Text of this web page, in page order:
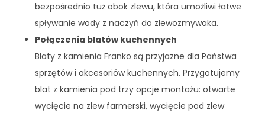
bezpośrednio tuż obok zlewu, która umożliwi łatwe
spływanie wody z naczyń do zlewozmywaka.
Połączenia blatów kuchennych
Blaty z kamienia Franko są przyjazne dla Państwa
sprzętów i akcesoriów kuchennych. Przygotujemy
blat z kamienia pod trzy opcje montażu: otwarte
wycięcie na zlew farmerski, wycięcie pod zlew